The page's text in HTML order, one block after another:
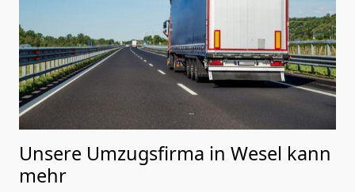
Unsere Umzugsfirma in Wesel kann
mehr